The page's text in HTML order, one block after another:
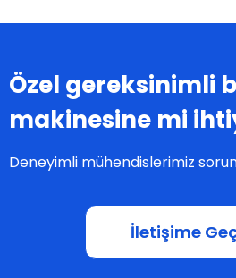
Özel gereksinimli
makinesine mi
Deneyimli mühendislerimiz
İletişime